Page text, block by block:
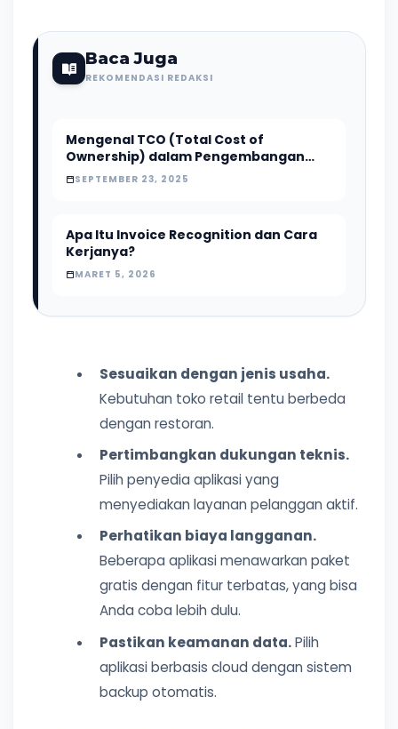
Baca Juga
REKOMENDASI REDAKSI
Mengenal TCO (Total Cost of
Ownership) dalam Pengembangan
Software
SEPTEMBER 23, 2025
Apa Itu Invoice Recognition dan Cara
Kerjanya?
MARET 5, 2026
Sesuaikan dengan jenis usaha.
Kebutuhan toko retail tentu berbeda
dengan restoran.
Pertimbangkan dukungan teknis.
Pilih penyedia aplikasi yang
menyediakan layanan pelanggan aktif.
Perhatikan biaya langganan.
Beberapa aplikasi menawarkan paket
gratis dengan fitur terbatas, yang bisa
Anda coba lebih dulu.
Pastikan keamanan data.Pilih
aplikasi berbasis cloud dengan sistem
backup otomatis.